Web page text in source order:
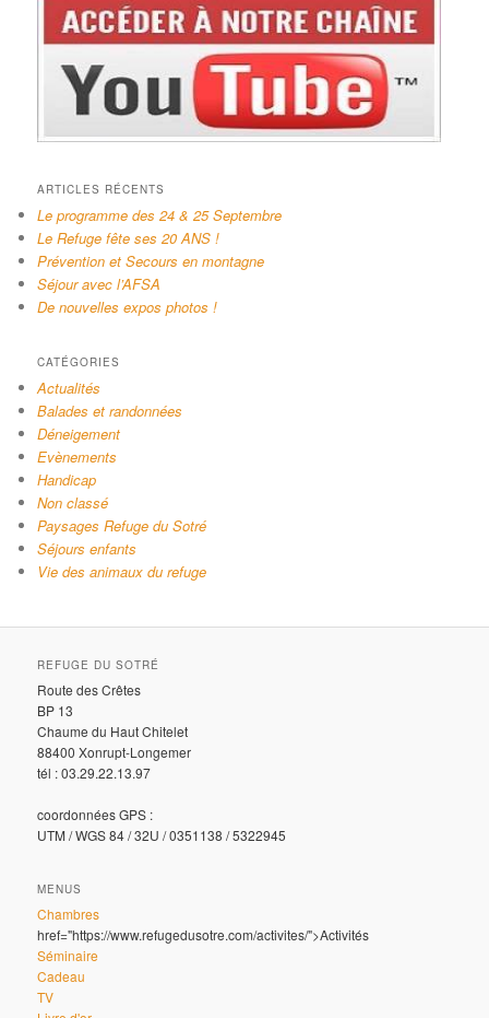
ARTICLES RÉCENTS
Le programme des 24 & 25 Septembre
Le Refuge fête ses 20 ANS !
Prévention et Secours en montagne
Séjour avec l’AFSA
De nouvelles expos photos !
CATÉGORIES
Actualités
Balades et randonnées
Déneigement
Evènements
Handicap
Non classé
Paysages Refuge du Sotré
Séjours enfants
Vie des animaux du refuge
REFUGE DU SOTRÉ
Route des Crêtes
BP 13
Chaume du Haut Chitelet
88400 Xonrupt-Longemer
tél : 03.29.22.13.97
coordonnées GPS :
UTM / WGS 84 / 32U / 0351138 / 5322945
MENUS
Chambres
href="https://www.refugedusotre.com/activites/">Activités
Séminaire
Cadeau
TV